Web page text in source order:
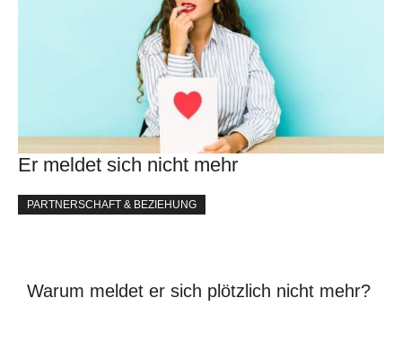
Er meldet sich nicht mehr
PARTNERSCHAFT & BEZIEHUNG
Warum meldet er sich plötzlich nicht mehr?